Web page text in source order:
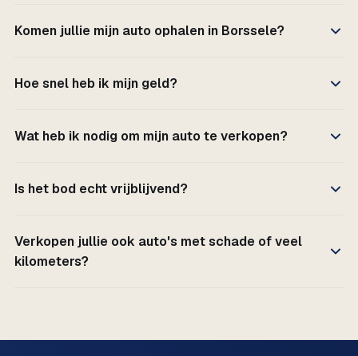
Komen jullie mijn auto ophalen in Borssele?
Hoe snel heb ik mijn geld?
Wat heb ik nodig om mijn auto te verkopen?
Is het bod echt vrijblijvend?
Verkopen jullie ook auto's met schade of veel
kilometers?